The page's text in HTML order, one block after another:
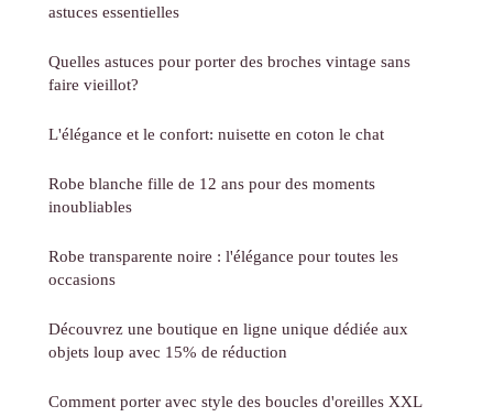
astuces essentielles
Quelles astuces pour porter des broches vintage sans
faire vieillot?
L'élégance et le confort: nuisette en coton le chat
Robe blanche fille de 12 ans pour des moments
inoubliables
Robe transparente noire : l'élégance pour toutes les
occasions
Découvrez une boutique en ligne unique dédiée aux
objets loup avec 15% de réduction
Comment porter avec style des boucles d'oreilles XXL